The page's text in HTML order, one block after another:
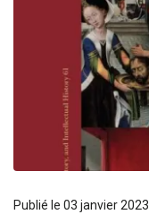
Publié le 03 janvier 2023